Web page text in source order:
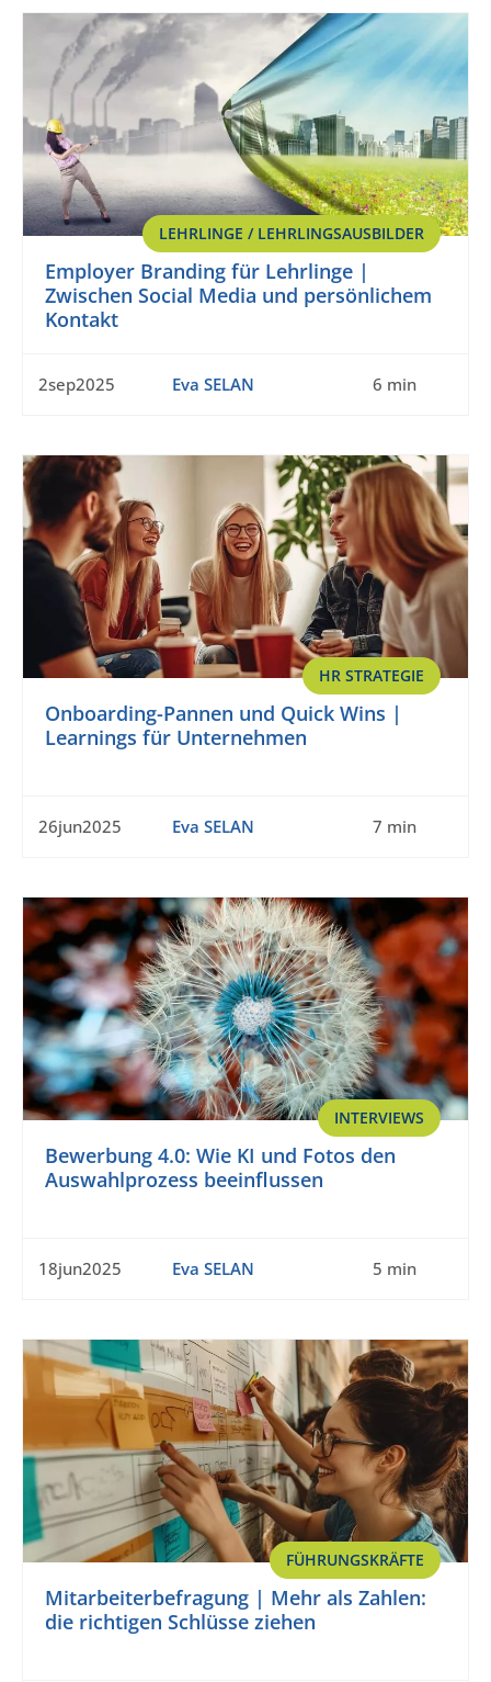
LEHRLINGE / LEHRLINGSAUSBILDER
Employer Branding für Lehrlinge |
Zwischen Social Media und persönlichem
Kontakt
2sep2025 Eva SELAN 6 min
HR STRATEGIE
Onboarding-Pannen und Quick Wins |
Learnings für Unternehmen
26jun2025 Eva SELAN 7 min
INTERVIEWS
Bewerbung 4.0: Wie KI und Fotos den
Auswahlprozess beeinflussen
18jun2025 Eva SELAN 5 min
FÜHRUNGSKRÄFTE
Mitarbeiterbefragung | Mehr als Zahlen:
die richtigen Schlüsse ziehen